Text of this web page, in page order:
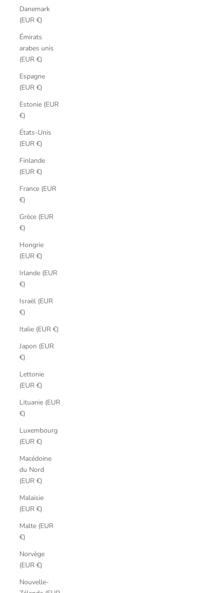
Danemark
(EUR €)
Émirats
arabes unis
(EUR €)
Espagne
(EUR €)
Estonie (EUR
€)
États-Unis
(EUR €)
Finlande
(EUR €)
France (EUR
€)
Grèce (EUR
€)
Hongrie
(EUR €)
Irlande (EUR
€)
Israël (EUR
€)
Italie (EUR €)
Japon (EUR
€)
Lettonie
(EUR €)
Lituanie (EUR
€)
Luxembourg
(EUR €)
Macédoine
du Nord
(EUR €)
Malaisie
(EUR €)
Malte (EUR
€)
Norvège
(EUR €)
Nouvelle-